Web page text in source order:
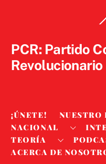
PCR: Partido
Revolucionario
¡ÚNETE!
NUESTRO
NACIONAL
TEORÍA
ACERCA DE